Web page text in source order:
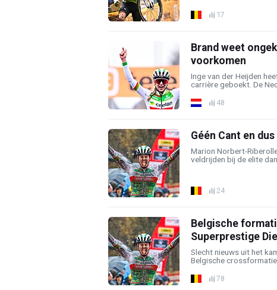
17
Brand weet
voorkomen
Inge van der Heijden
carrière geboekt. De
48
Géén Cant en
Marion Norbert-
veldrijden bij de elite
24
Belgische
Superprestige
Slecht nieuws uit het
Belgische crossformatie
78